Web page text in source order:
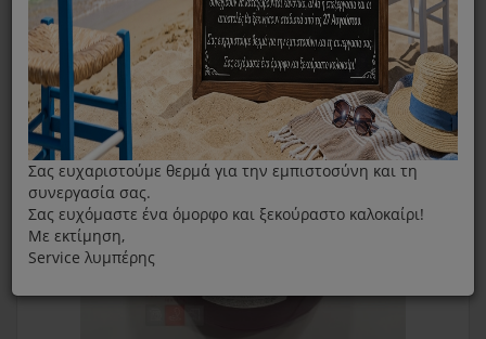
Σας ευχαριστούμε θερμά για την εμπιστοσύνη και τη
συνεργασία σας.
Σας ευχόμαστε ένα όμορφο και ξεκούραστο καλοκαίρι!
Με εκτίμηση,
Service λυμπέρης